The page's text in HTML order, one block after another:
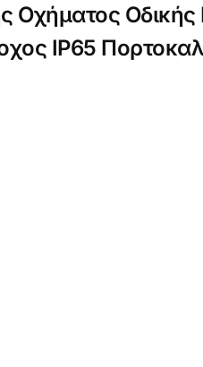
Οδικής
IP65